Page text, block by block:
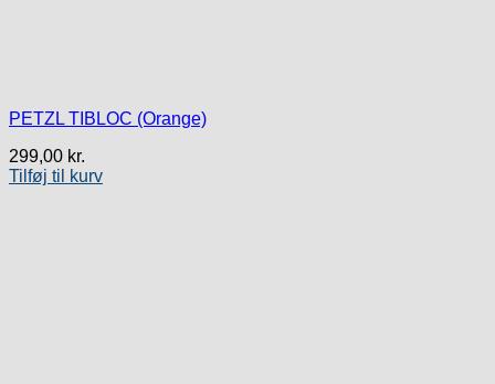
PETZL TIBLOC (Orange)
299,00 kr.
Tilføj til kurv